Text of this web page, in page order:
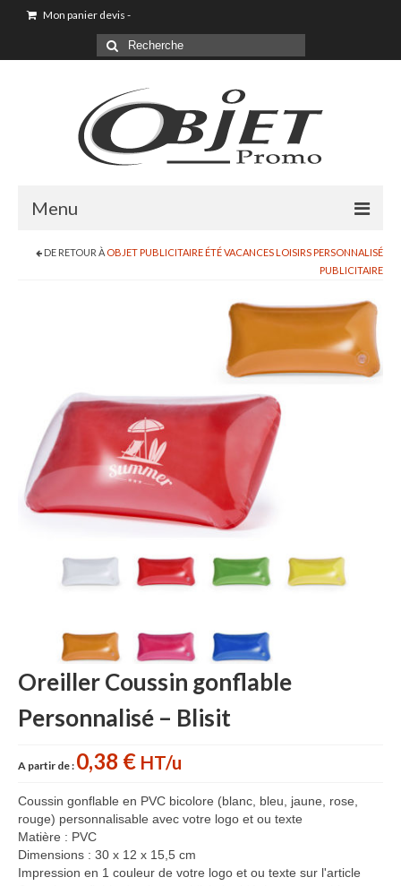
Mon panier devis -
Menu
Goodies & Objet Publicitaire
Goodies été loisirs vacances
Accessoires cuisine personnalisés
Gant de cuisine personnalisé
Goodies Jardin
Planche à découper
Autour du vin
Accessoires supporters
Batterie Externe Power bank
Cadeaux Mariage
Casquette publicitaire
Carnet personnalisé Notes
Repositionnable
DE RETOUR À OBJET PUBLICITAIRE ÉTÉ VACANCES LOISIRS PERSONNALISÉ
PUBLICITAIRE
Oreiller Coussin gonflable
Personnalisé – Blisit
A partir de : 0,38 € HT/u
Coussin gonflable en PVC bicolore (blanc, bleu, jaune, rose,
rouge) personnalisable avec votre logo et ou texte
Matière : PVC
Dimensions : 30 x 12 x 15,5 cm
Impression en 1 couleur de votre logo et ou texte sur l'article